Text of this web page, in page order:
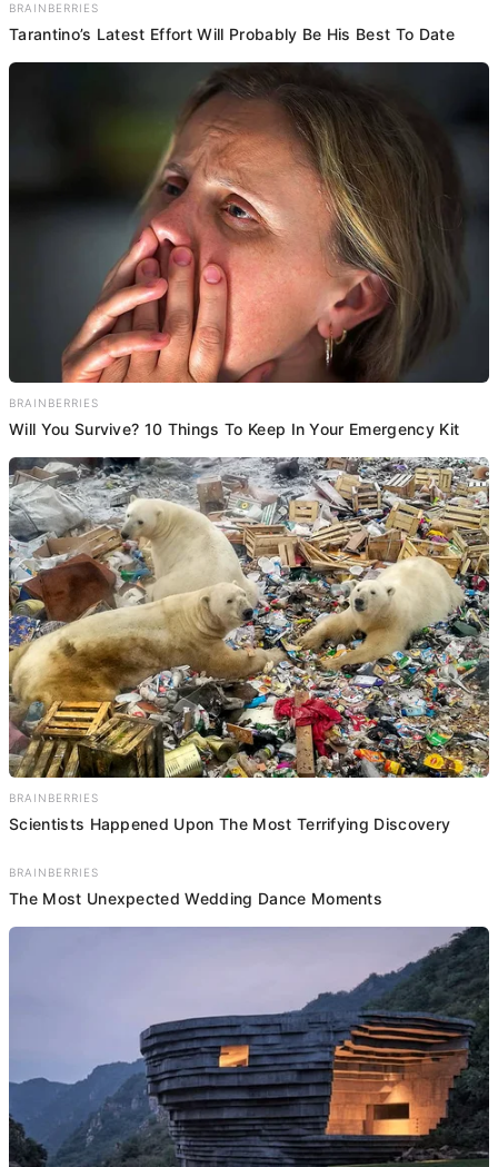
BRAINBERRIES
Tarantino’s Latest Effort Will Probably Be His Best To Date
BRAINBERRIES
Will You Survive? 10 Things To Keep In Your Emergency Kit
BRAINBERRIES
Scientists Happened Upon The Most Terrifying Discovery
BRAINBERRIES
The Most Unexpected Wedding Dance Moments